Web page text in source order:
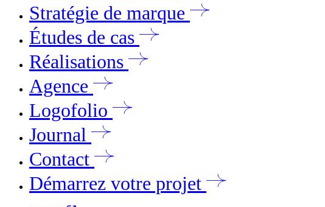
Stratégie de marque
Études de cas
Réalisations
Agence
Logofolio
Journal
Contact
Démarrez votre projet